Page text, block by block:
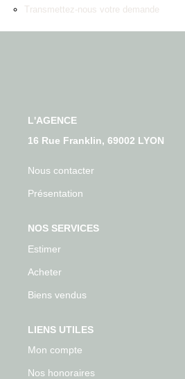
CONTACT
Transmettez-nous votre demande
L'AGENCE
16 Rue Franklin, 69002 LYON
Nous contacter
Présentation
NOS SERVICES
Estimer
Acheter
Biens vendus
LIENS UTILES
Mon compte
Nos honoraires